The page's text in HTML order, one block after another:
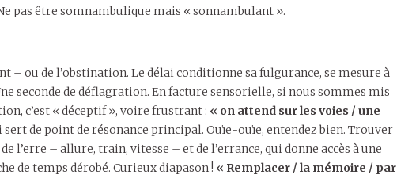
pas être somnambulique mais « sonnambulant ».
– ou de l’obstination. Le délai conditionne sa fulgurance, se mesure à
seconde de déflagration. En facture sensorielle, si nous sommes mis
c’est « déceptif », voire frustrant : « on attend sur les voies / une
sert de point de résonance principal. Ouïe-ouïe, entendez bien. Trouver
l’erre – allure, train, vitesse – et de l’errance, qui donne accès à une
de temps dérobé. Curieux diapason ! « Remplacer / la mémoire / par